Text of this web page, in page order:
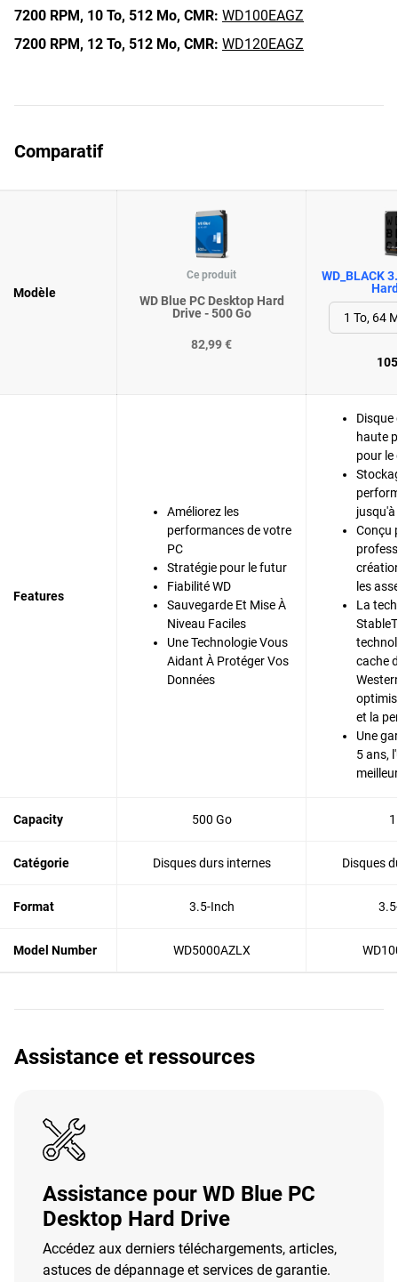
7200 RPM, 10 To, 512 Mo, CMR: WD100EAGZ
7200 RPM, 12 To, 512 Mo, CMR: WD120EAGZ
Comparatif
Modèle
Ce produit
WD Blue PC Desktop Hard
Drive - 500 Go
82,99 €
WD_BLACK
Features
Améliorez les
performances de votre
PC
Stratégie pour le futur
Fiabilité WD
Sauvegarde Et Mise À
Niveau Faciles
Une Technologie Vous
Aidant À Protéger Vos
Données
Disque
haute
pour le
jusqu'à
Conçu
les
La
cache
et la
Une
5 ans,
Capacity 500 Go
Catégorie Disques durs internes Disques
Format 3.5-Inch
Model Number WD5000AZLX
Assistance et ressources
Assistance pour WD Blue PC
Desktop Hard Drive
Accédez aux derniers téléchargements, articles,
astuces de dépannage et services de garantie.